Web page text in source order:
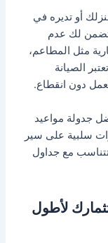
أو تديره في
لك عدم
مثل المطاعم،
الصيانة
دون انقطاع.
جدولة مواعيد
سلبية على سير
مع جداول
لأطول